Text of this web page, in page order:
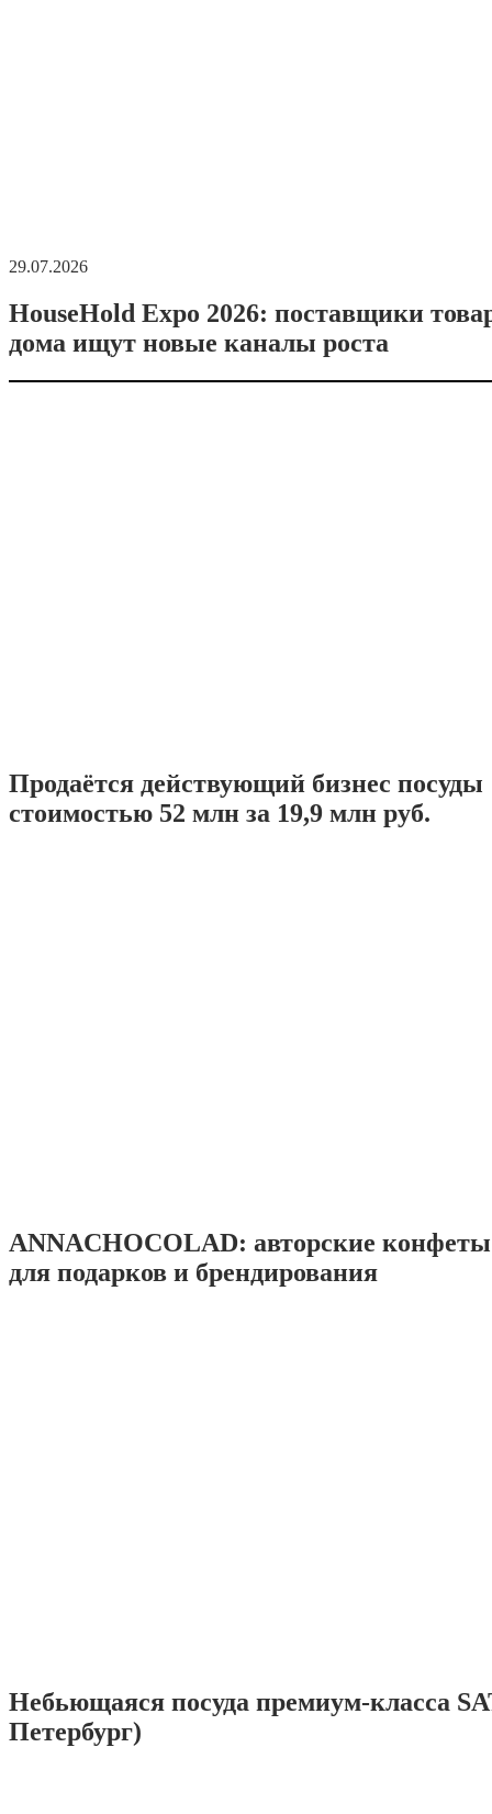
29.07.2026
HouseHold Expo 2026: поставщики
дома ищут новые каналы роста
Продаётся действующий бизнес посуды
стоимостью 52 млн за 19,9 млн руб.
ANNACHOCOLAD: авторские
для подарков и брендирования
Небьющаяся посуда премиум-класса
Петербург)